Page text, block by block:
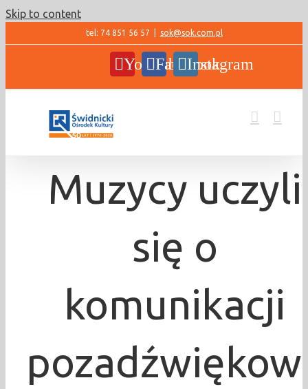
Skip to content
tel: 74 851 56 57 sok@sok.com.pl
YouTubeFacebookInstagram
Muzycy uczyli
się o
komunikacji